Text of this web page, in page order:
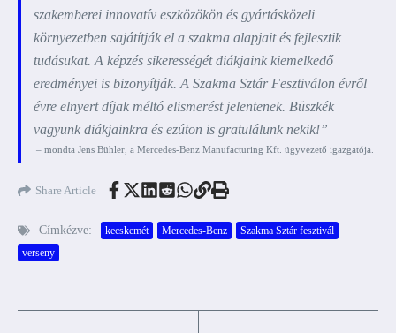
szakemberei innovatív eszközökön és gyártásközeli
környezetben sajátítják el a szakma alapjait és fejlesztik
tudásukat. A képzés sikerességét diákjaink kiemelkedő
eredményei is bizonyítják. A Szakma Sztár Fesztiválon évről
évre elnyert díjak méltó elismerést jelentenek. Büszkék
vagyunk diákjainkra és ezúton is gratulálunk nekik!”
– mondta Jens Bühler, a Mercedes-Benz Manufacturing Kft. ügyvezető igazgatója.
Share Article
Címkézve: kecskemét Mercedes-Benz
Szakma Sztár fesztivál
verseny